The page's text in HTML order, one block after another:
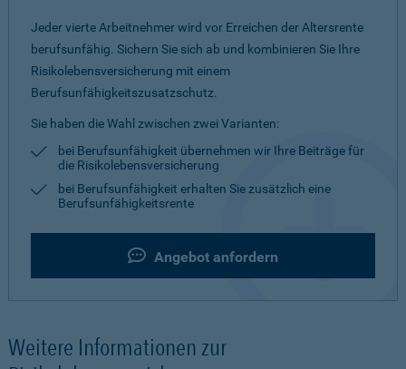
Jeder vierte Arbeitnehmer wird vor Erreichen der Altersrente
berufsunfähig. Sichern Sie sich ab und kombinieren Sie Ihre
Risikolebensversicherung mit einem
Berufsunfähigkeitszusatzschutz.
Sie haben die Wahl zwischen zwei Varianten:
bei Berufsunfähigkeit übernehmen wir Ihre Beiträge für
die Risikolebensversicherung
bei Berufsunfähigkeit erhalten Sie zusätzlich eine
Berufsunfähigkeitsrente
Angebot anfordern
Weitere Informationen zur